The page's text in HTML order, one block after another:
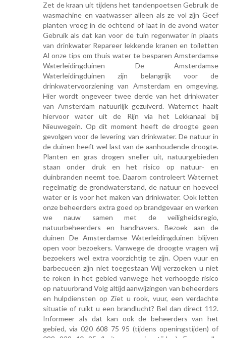
Zet de kraan uit tijdens het tandenpoetsen Gebruik de
wasmachine en vaatwasser alleen als ze vol zijn Geef
planten vroeg in de ochtend of laat in de avond water
Gebruik als dat kan voor de tuin regenwater in plaats
van drinkwater Repareer lekkende kranen en toiletten
Al onze tips om thuis water te besparen Amsterdamse
Waterleidingduinen De Amsterdamse
Waterleidingduinen zijn belangrijk voor de
drinkwatervoorziening van Amsterdam en omgeving.
Hier wordt ongeveer twee derde van het drinkwater
van Amsterdam natuurlijk gezuiverd. Waternet haalt
hiervoor water uit de Rijn via het Lekkanaal bij
Nieuwegein. Op dit moment heeft de droogte geen
gevolgen voor de levering van drinkwater. De natuur in
de duinen heeft wel last van de aanhoudende droogte.
Planten en gras drogen sneller uit, natuurgebieden
staan onder druk en het risico op natuur- en
duinbranden neemt toe. Daarom controleert Waternet
regelmatig de grondwaterstand, de natuur en hoeveel
water er is voor het maken van drinkwater. Ook letten
onze beheerders extra goed op brandgevaar en werken
we nauw samen met de veiligheidsregio,
natuurbeheerders en handhavers. Bezoek aan de
duinen De Amsterdamse Waterleidingduinen blijven
open voor bezoekers. Vanwege de droogte vragen wij
bezoekers wel extra voorzichtig te zijn. Open vuur en
barbecueën zijn niet toegestaan Wij verzoeken u niet
te roken in het gebied vanwege het verhoogde risico
op natuurbrand Volg altijd aanwijzingen van beheerders
en hulpdiensten op Ziet u rook, vuur, een verdachte
situatie of ruikt u een brandlucht? Bel dan direct 112.
Informeer als dat kan ook de beheerders van het
gebied, via 020 608 75 95 (tijdens openingstijden) of